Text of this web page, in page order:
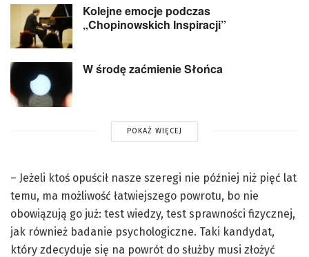
Kolejne emocje podczas
„Chopinowskich Inspiracji”
W środę zaćmienie Słońca
POKAŻ WIĘCEJ
– Jeżeli ktoś opuścił nasze szeregi nie później niż pięć lat
temu, ma możliwość łatwiejszego powrotu, bo nie
obowiązują go już: test wiedzy, test sprawności fizycznej,
jak również badanie psychologiczne. Taki kandydat,
który zdecyduje się na powrót do służby musi złożyć